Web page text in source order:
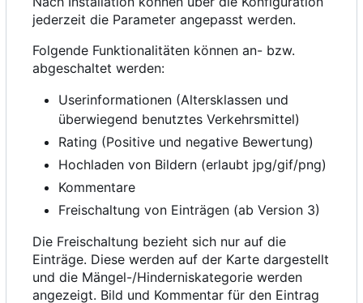
jederzeit die Parameter angepasst werden.
Folgende Funktionalitäten können an- bzw.
abgeschaltet werden:
Userinformationen (Altersklassen und
überwiegend benutztes Verkehrsmittel)
Rating (Positive und negative Bewertung)
Hochladen von Bildern (erlaubt jpg/gif/png)
Kommentare
Freischaltung von Einträgen (ab Version 3)
Die Freischaltung bezieht sich nur auf die
Einträge. Diese werden auf der Karte dargestellt
und die Mängel-/Hinderniskategorie werden
angezeigt. Bild und Kommentar für den Eintrag